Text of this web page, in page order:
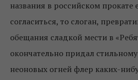
названия в российском
согласиться, то слоган,
обещания сладкой мести в
окончательно придал
неоновых огней флер каких-